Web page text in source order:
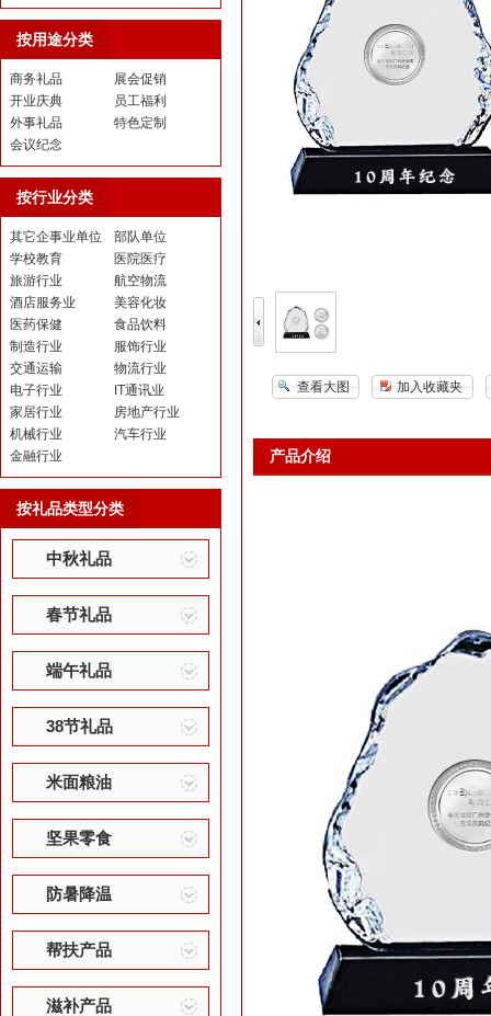
按用途分类
商务礼品
展会促销
开业庆典
员工福利
外事礼品
特色定制
会议纪念
按行业分类
其它企事业单位
部队单位
学校教育
医院医疗
旅游行业
航空物流
酒店服务业
美容化妆
医药保健
食品饮料
制造行业
服饰行业
交通运输
物流行业
电子行业
IT通讯业
家居行业
房地产行业
机械行业
汽车行业
金融行业
按礼品类型分类
中秋礼品
春节礼品
端午礼品
38节礼品
米面粮油
坚果零食
防暑降温
帮扶产品
滋补产品
查看大图 加入收藏夹
产品介绍